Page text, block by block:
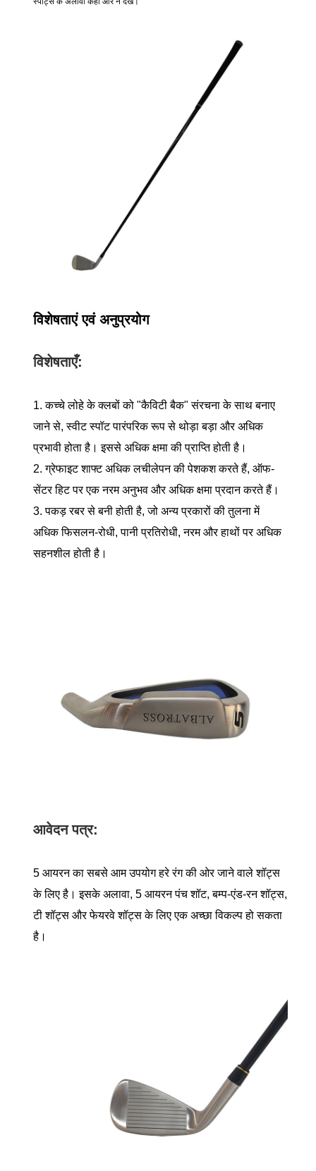
विशेषताएं एवं अनुप्रयोग
विशेषताएँ:
1. कच्चे लोहे के क्लबों को "कैविटी बैक" संरचना के साथ बनाए
जाने से, स्वीट स्पॉट पारंपरिक रूप से थोड़ा बड़ा और अधिक
प्रभावी होता है। इससे अधिक क्षमा की प्राप्ति होती है।
2. ग्रेफाइट शाफ्ट अधिक लचीलेपन की पेशकश करते हैं, ऑफ-
सेंटर हिट पर एक नरम अनुभव और अधिक क्षमा प्रदान करते हैं।
3. पकड़ रबर से बनी होती है, जो अन्य प्रकारों की तुलना में
अधिक फिसलन-रोधी, पानी प्रतिरोधी, नरम और हाथों पर अधिक
सहनशील होती है।
आवेदन पत्र:
5 आयरन का सबसे आम उपयोग हरे रंग की ओर जाने वाले शॉट्स
के लिए है। इसके अलावा, 5 आयरन पंच शॉट, बम्प-एंड-रन शॉट्स,
टी शॉट्स और फेयरवे शॉट्स के लिए एक अच्छा विकल्प हो सकता
है।